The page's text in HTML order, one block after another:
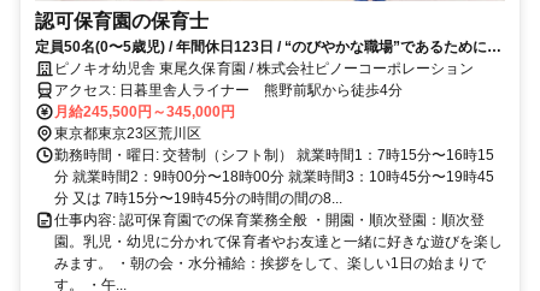
認可保育園の保育士
定員50名(0〜5歳児) / 年間休日123日 / “のびやかな職場”であるために長
く安定的に働ける制度と環境を整えています
ピノキオ幼児舎 東尾久保育園 / 株式会社ピノーコーポレーション
アクセス: 日暮里舎人ライナー 熊野前駅から徒歩4分
月給245,500円～345,000円
東京都東京23区荒川区
勤務時間・曜日: 交替制（シフト制） 就業時間1：7時15分〜16時15
分 就業時間2：9時00分〜18時00分 就業時間3：10時45分〜19時45
分 又は 7時15分〜19時45分の時間の間の8...
仕事内容: 認可保育園での保育業務全般 ・開園・順次登園：順次登
園。乳児・幼児に分かれて保育者やお友達と一緒に好きな遊びを楽し
みます。 ・朝の会・水分補給：挨拶をして、楽しい1日の始まりで
す。 ・午...